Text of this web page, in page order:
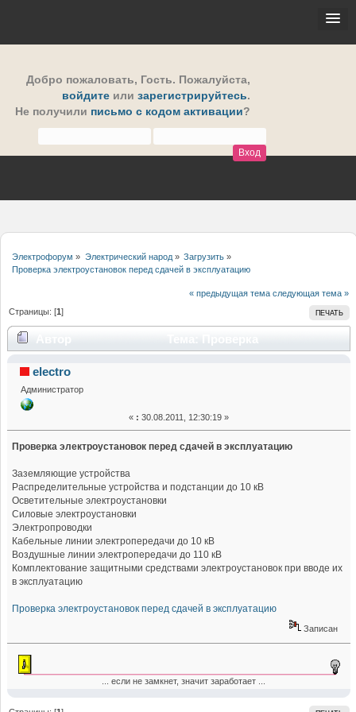
Добро пожаловать, Гость. Пожалуйста,
войдите или зарегистрируйтесь.
Не получили письмо с кодом активации?
Электрофорум » Электрический народ» Загрузить»
Проверка электроустановок перед сдачей в эксплуатацию
« предыдущая тема следующая тема »
ПЕЧАТЬ
Страницы: [1]
электроустановок перед сдачей в эксплуатацию
(Прочитано 36363 раз)
electro
Администратор
« : 30.08.2011, 12:30:19 »
Проверка электроустановок перед сдачей в эксплуатацию
Заземляющие устройства
Распределительные устройства и подстанции до 10 кВ
Осветительные электроустановки
Силовые электроустановки
Электропроводки
Кабельные линии электропередачи до 10 кВ
Воздушные линии электропередачи до 110 кВ
Комплектование защитными средствами электроустановок при вводе их
в эксплуатацию
Проверка электроустановок перед сдачей в эксплуатацию
Записан
... если не замкнет, значит заработает ...